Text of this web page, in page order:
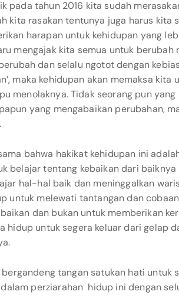
pada tahun 2016 kita sudah
kita rasakan tentunya juga harus kita
harapan untuk kehidupan yang
mengajak kita semua untuk berubah
dan selalu ngotot dengan
maka kehidupan akan memaksa
menolaknya. Tidak seorang pun
yang mengabaikan perubahan,
bahwa hakikat kehidupan ini
belajar tentang kebaikan dari baiknya
hal-hal baik dan meninggalkan
untuk melewati tantangan dan
dan bukan untuk memberikan
hidup untuk segera keluar dari gelap
tangan satukan hati untuk
perziarahan hidup ini dengan